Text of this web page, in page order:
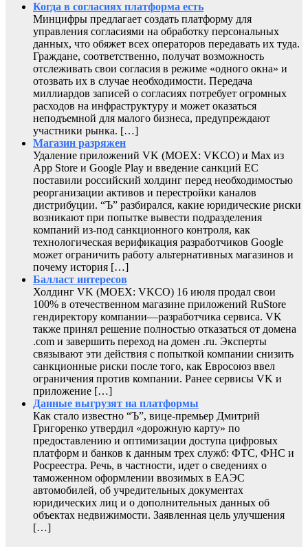
Когда в согласиях платформа есть
Минцифры предлагает создать платформу для
управления согласиями на обработку персональных
данных, что обяжет всех операторов передавать их туда.
Граждане, соответственно, получат возможность
отслеживать свои согласия в режиме «одного окна» и
отозвать их в случае необходимости. Передача
миллиардов записей о согласиях потребует огромных
расходов на инфраструктуру и может оказаться
неподъемной для малого бизнеса, предупреждают
участники рынка. […]
Магазин разряжен
Удаление приложений VK (MOEX: VKCO) и Max из
App Store и Google Play и введение санкций ЕС
поставили российский холдинг перед необходимостью
реорганизации активов и перестройки каналов
дистрибуции. “Ъ” разбирался, какие юридические риски
возникают при попытке вывести подразделения
компаний из-под санкционного контроля, как
технологическая верификация разработчиков Google
может ограничить работу альтернативных магазинов и
почему история […]
Балласт интересов
Холдинг VK (MOEX: VKCO) 16 июля продал свои
100% в отечественном магазине приложений RuStore
гендиректору компании—разработчика сервиса. VK
также принял решение полностью отказаться от домена
.com и завершить переход на домен .ru. Эксперты
связывают эти действия с попыткой компании снизить
санкционные риски после того, как Евросоюз ввел
ограничения против компании. Ранее сервисы VK и
приложение […]
Данные выгрузят на платформы
Как стало известно “Ъ”, вице-премьер Дмитрий
Григоренко утвердил «дорожную карту» по
предоставлению и оптимизации доступа цифровых
платформ и банков к данным трех служб: ФТС, ФНС и
Росреестра. Речь, в частности, идет о сведениях о
таможенном оформлении ввозимых в ЕАЭС
автомобилей, об учредительных документах
юридических лиц и о дополнительных данных об
объектах недвижимости. Заявленная цель улучшения
[…]